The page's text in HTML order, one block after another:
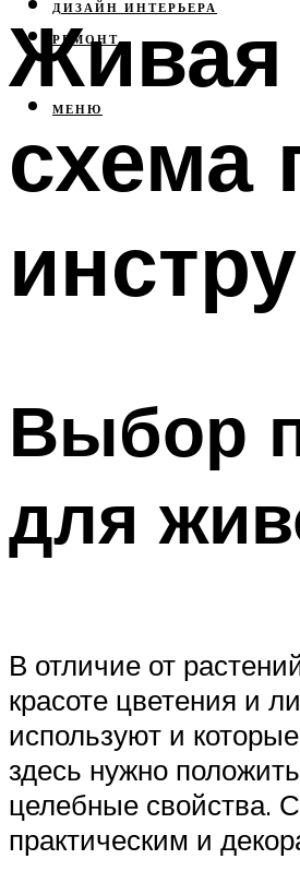
ДИЗАЙН ИНТЕРЬЕРА
РЕМОНТ
МЕНЮ
Живая
схема
Выбор
для
В отличие от
красоте цветения и
используют и
здесь нужно
целебные свойства.
практическим и